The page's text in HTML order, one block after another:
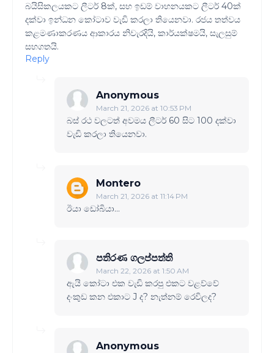
බයිසිකලයකට ලීටර් 8ක්, සහ ඉඩම් වාහනයකට ලීටර් 40ක්
දක්වා ඉන්ධන කෝටාව වැඩි කරලා තියෙනවා. රජය තත්වය
කළමණාකරණය ආකාරය නිවැරදියි, කාර්යක්ෂමයි, සැලසුම්
සහගතයි.
Reply
Anonymous
March 21, 2026 at 10:53 PM
බස් රථ වලටත් අවමය ලීටර් 60 සිට 100 දක්වා
වැඩි කරලා තියෙනවා.
Montero
March 21, 2026 at 11:14 PM
ඊයා ඩෝබියා...
පතිරණ ගලප්පත්ති
March 22, 2026 at 1:50 AM
ඇයි කෝටා එක වැඩි කරපු එකට වළව්වේ
දංකුඩ කන එකාට J ද? නැත්නම් රෙවිලද?
Anonymous